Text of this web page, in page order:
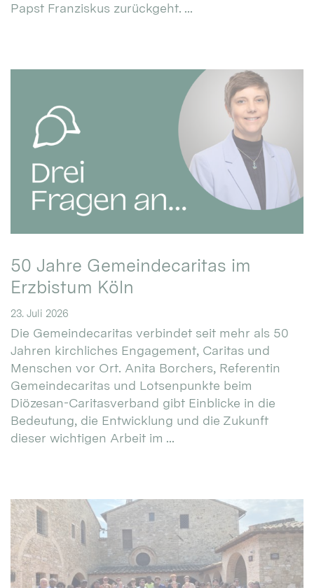
Papst Franziskus zurückgeht. ...
50 Jahre Gemeindecaritas im
Erzbistum Köln
23. Juli 2026
Die Gemeindecaritas verbindet seit mehr als 50
Jahren kirchliches Engagement, Caritas und
Menschen vor Ort. Anita Borchers, Referentin
Gemeindecaritas und Lotsenpunkte beim
Diözesan-Caritasverband gibt Einblicke in die
Bedeutung, die Entwicklung und die Zukunft
dieser wichtigen Arbeit im ...